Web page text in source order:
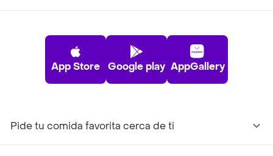
App Store Google play AppGallery
Pide tu comida favorita cerca de ti